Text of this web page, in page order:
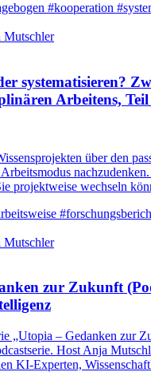
#kooperation
Mutschler
systematisieren?
Arbeitens, Teil
über den
projektweise wechseln
Mutschler
zur Zukunft
„Utopia – Gedanken zur
Host Anja
KI-Experten,